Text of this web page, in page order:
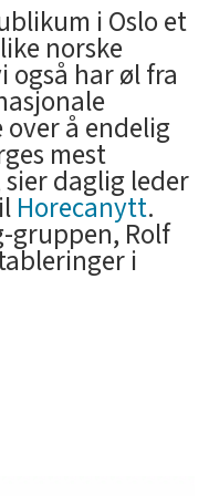
i Oslo et
norske
også har øl fra
å endelig
mest
daglig leder
Horecanytt.
gruppen, Rolf
i